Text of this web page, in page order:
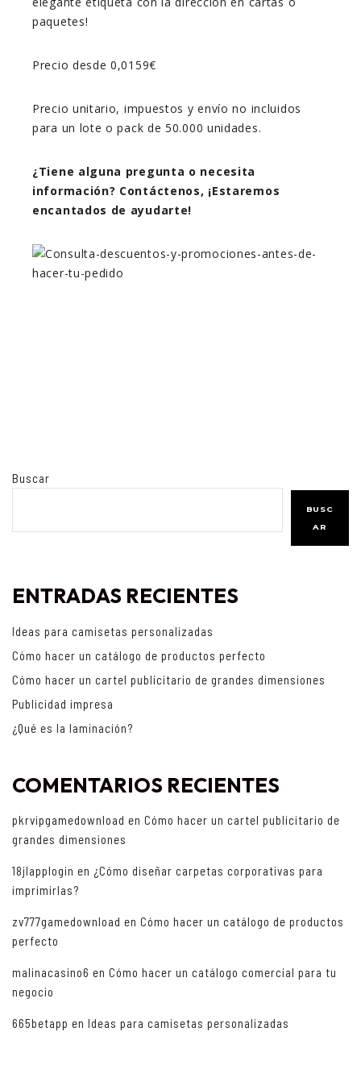
paquetes!
Precio desde 0,0159€
Precio unitario, impuestos y envío no incluidos
para un lote o pack de 50.000 unidades.
¿Tiene alguna pregunta o necesita
información? Contáctenos, ¡Estaremos
encantados de ayudarte!
Buscar
BUSC
AR
ENTRADAS RECIENTES
Ideas para camisetas personalizadas
Cómo hacer un catálogo de productos perfecto
Cómo hacer un cartel publicitario de grandes dimensiones
Publicidad impresa
¿Qué es la laminación?
COMENTARIOS RECIENTES
pkrvipgamedownload en Cómo hacer un cartel publicitario de
grandes dimensiones
18jlapplogin en ¿Cómo diseñar carpetas corporativas para
imprimirlas?
zv777gamedownload en Cómo hacer un catálogo de productos
perfecto
malinacasino6 en Cómo hacer un catálogo comercial para tu
negocio
665betapp en Ideas para camisetas personalizadas